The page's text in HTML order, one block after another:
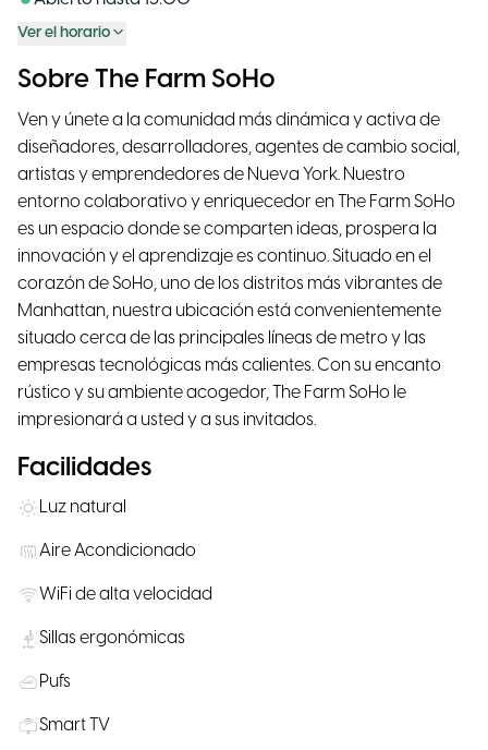
Ver el horario
Sobre The Farm SoHo
Ven y únete a la comunidad más dinámica y activa de
diseñadores, desarrolladores, agentes de cambio social,
artistas y emprendedores de Nueva York. Nuestro
entorno colaborativo y enriquecedor en The Farm SoHo
es un espacio donde se comparten ideas, prospera la
innovación y el aprendizaje es continuo. Situado en el
corazón de SoHo, uno de los distritos más vibrantes de
Manhattan, nuestra ubicación está convenientemente
situado cerca de las principales líneas de metro y las
empresas tecnológicas más calientes. Con su encanto
rústico y su ambiente acogedor, The Farm SoHo le
impresionará a usted y a sus invitados.
Facilidades
Luz natural
Aire Acondicionado
WiFi de alta velocidad
Sillas ergonómicas
Pufs
Smart TV